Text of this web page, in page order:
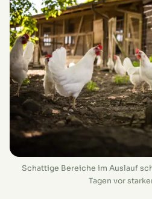
Schattige Bereiche im Auslauf
Tagen vor